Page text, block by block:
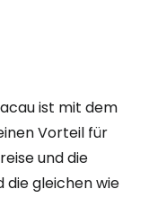
ist mit dem
Vorteil für
und die
die gleichen wie